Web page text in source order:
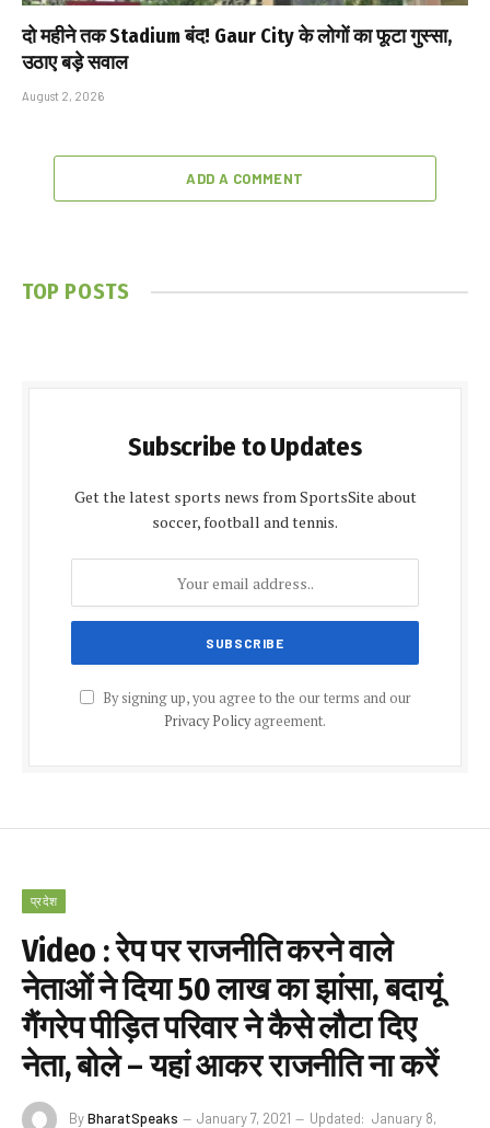
दो महीने तक Stadium बंद! Gaur City के लोगों का फूटा गुस्सा,
उठाए बड़े सवाल
August 2, 2026
ADD A COMMENT
TOP POSTS
Subscribe to Updates
Get the latest sports news from SportsSite about
soccer, football and tennis.
By signing up, you agree to the our terms and our
Privacy Policyagreement.
प्रदेश
Video : रेप पर राजनीति करने वाले
नेताओं ने दिया 50 लाख का झांसा, बदायूं
गैंगरेप पीड़ित परिवार ने कैसे लौटा दिए
नेता, बोले – यहां आकर राजनीति ना करें
ByBharatSpeaks January 7, 2021 Updated: January 8,